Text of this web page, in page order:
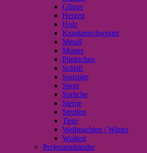
Glitzer
Herzen
Holz
Krankenschwester
Metall
Muster
Pünktchen
Schrift
Sonstige
Sport
Sprüche
Sterne
Streifen
Tiere
Weihnachten / Winter
Wolken
Perlenarmbänder